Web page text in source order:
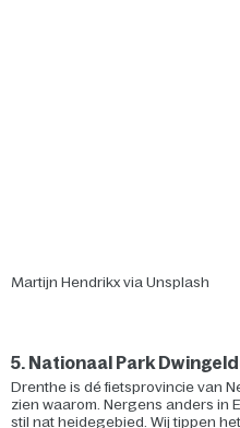
Martijn Hendrikx via Unsplash
5. Nationaal Park
Drenthe is dé fietsprovincie van
zien waarom. Nergens anders in
stil nat heidegebied. Wij tippen